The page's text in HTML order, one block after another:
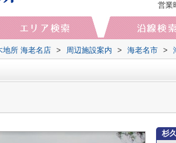
営業
地所 海老名店 > 周辺施設案内 > 海老名市 >
杉